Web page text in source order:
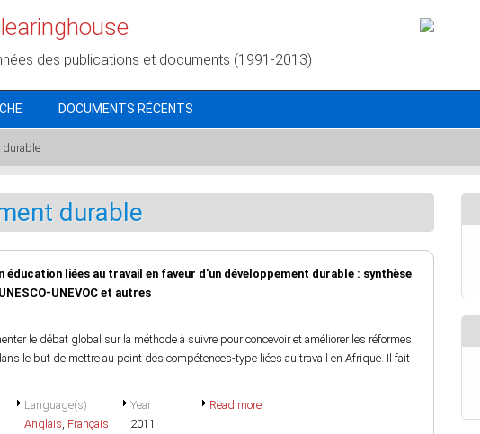
des publications et documents (1991-2013)
DOCUMENTS RÉCENTS
durable
durable
éducation liées au travail en faveur d'un développement durable : synthèse
UNEVOC et autres
le débat global sur la méthode à suivre pour concevoir et améliorer les réformes
le but de mettre au point des compétences-type liées au travail en Afrique. Il fait
Language(s)
Anglais, Français
Year
2011
Read more